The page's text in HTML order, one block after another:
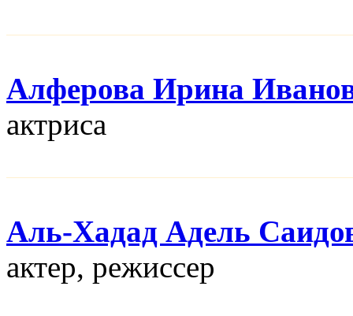
Алферова Ирина
актриса
Аль-Хадад Адель
актер, режисcер